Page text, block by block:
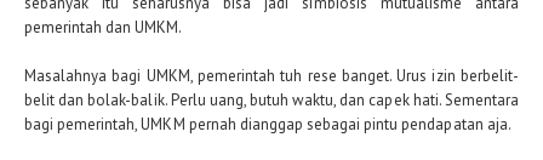
pemerintah dan UMKM.
Masalahnya bagi UMKM, pemerintah tuh rese banget. Urus izin berbelit-
belit dan bolak-balik. Perlu uang, butuh waktu, dan capek hati. Sementara
bagi pemerintah, UMKM pernah dianggap sebagai pintu pendapatan aja.